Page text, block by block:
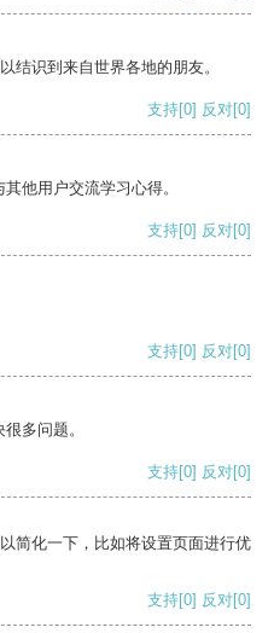
结识到来自世界各地的朋友。
支持[0] 反对[0]
他用户交流学习心得。
支持[0] 反对[0]
支持[0] 反对[0]
多问题。
支持[0] 反对[0]
简化一下，比如将设置页面进行优
支持[0] 反对[0]